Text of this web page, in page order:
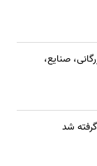
صنایع،
شد